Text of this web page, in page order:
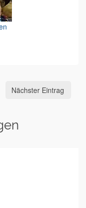
Nächster Eintrag